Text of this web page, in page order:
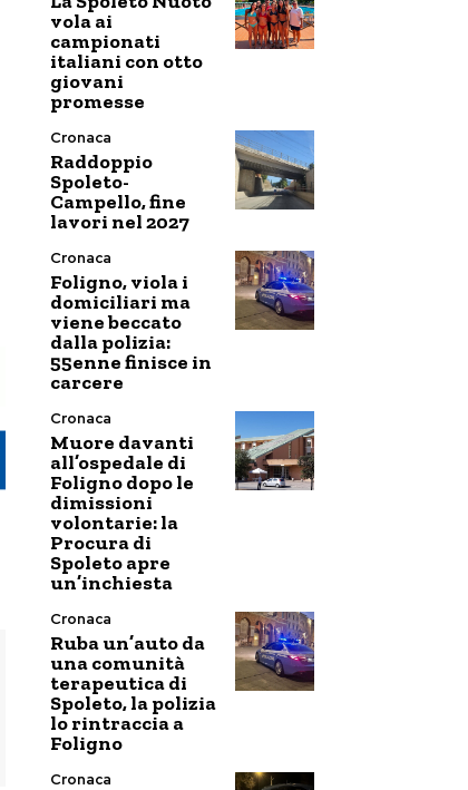
vola ai
campionati
italiani con otto
giovani
promesse
Cronaca
Raddoppio
Spoleto-
Campello, fine
lavori nel 2027
Cronaca
Foligno, viola i
domiciliari ma
viene beccato
dalla polizia:
55enne finisce in
carcere
Cronaca
Muore davanti
all’ospedale di
Foligno dopo le
dimissioni
volontarie: la
Procura di
Spoleto apre
un’inchiesta
Cronaca
Ruba un’auto da
una comunità
terapeutica di
Spoleto, la polizia
lo rintraccia a
Foligno
Cronaca